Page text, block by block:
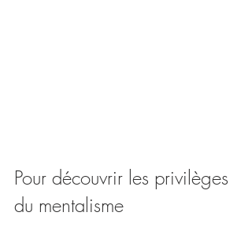
Pour découvrir les privilèges
du mentalisme